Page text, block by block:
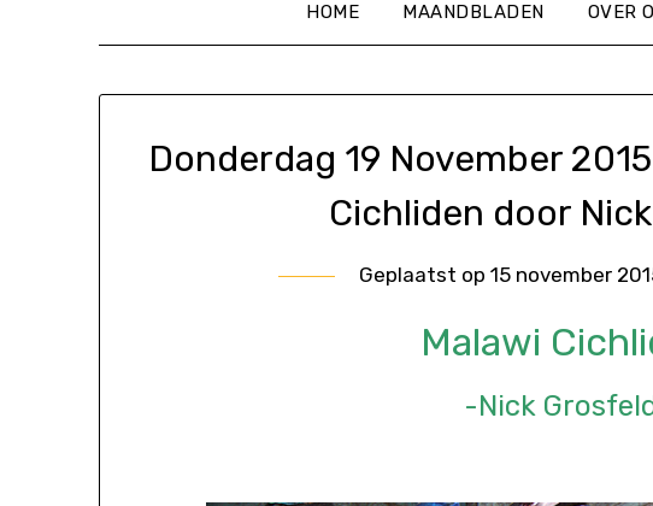
HOME MAANDBLADEN OVER
Donderdag 19 November
Cichliden door
Geplaatst op15 november
Malawi
-Nick